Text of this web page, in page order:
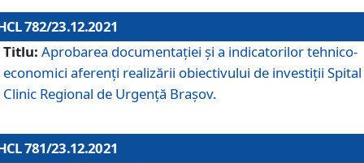
782/23.12.2021
Titlu: Aprobarea documentației și a indicatorilor tehnico-
economici aferenți realizării obiectivului de investiții Spital
Clinic Regional de Urgență Brașov.
781/23.12.2021